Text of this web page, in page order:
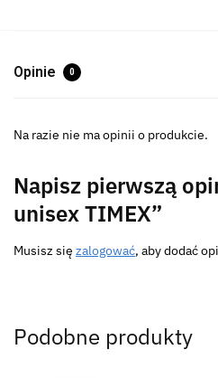
Opinie 0
Na razie nie ma opinii o produkcie.
Napisz pierwszą
unisex TIMEX”
Musisz się zalogować, aby dodać
Podobne produkty